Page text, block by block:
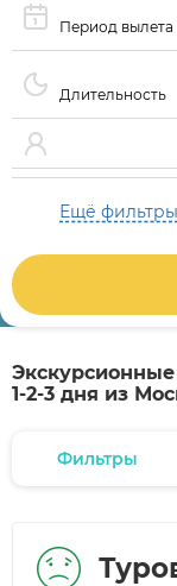
Период вылета
Длительность
Ещё фильтры
1-2-3 дня из
Фильтры